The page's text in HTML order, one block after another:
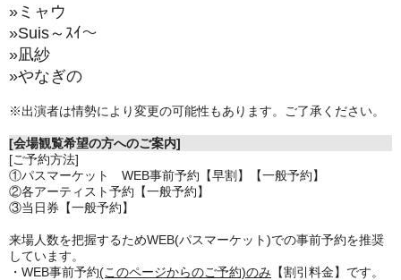
»ミャウ
»Suis～ｽｲ～
»凪紗
»やなぎの
※出演者は情勢により変更の可能性もあります。ご了承ください。
[会場観覧希望の方へのご案内]
[ご予約方法]
①パスマーケット WEB事前予約【早割】【一般予約】
②各アーティスト予約【一般予約】
③当日券【一般予約】
来場人数を把握するためWEB(パスマーケット)での事前予約を推奨
しています。
・WEB事前予約(このページからのご予約)のみ 【割引料金】です。